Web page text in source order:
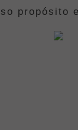
propósito